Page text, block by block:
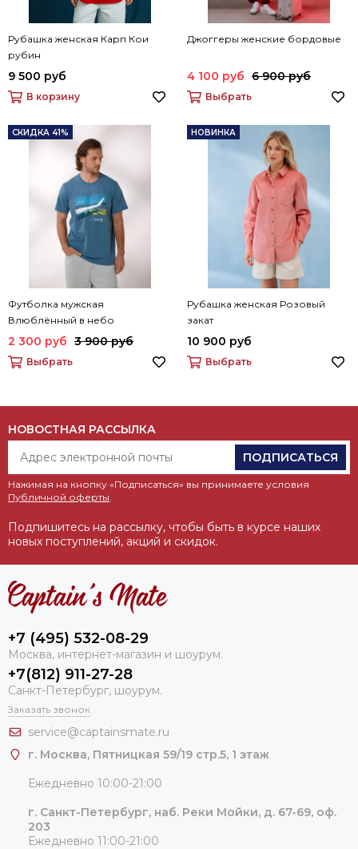
Рубашка женская Карп Кои
рубин
9 500 руб
В корзину
Джоггеры женские бордовые
4 100 руб 6 900 руб
Выбрать
СКИДКА 41%
Футболка мужская
Влюблённый в небо
2 300 руб 3 900 руб
Выбрать
НОВИНКА
Рубашка женская Розовый
закат
10 900 руб
Выбрать
НОВОСТНАЯ РАССЫЛКА
ПОДПИСАТЬСЯ
Нажимая на кнопку «Подписаться» вы принимаете условия
Публичной оферты.
Подпишитесь на рассылку, чтобы быть в курсе наших
новых поступлений, акций и скидок.
+7 (495) 532-08-29
Москва, интернет-магазин и шоурум.
+7(812) 911-27-28
Санкт-Петербург, шоурум.
Заказать звонок
service@captainsmate.ru
г. Москва, Пятницкая 59/19 стр.5, 1 этаж
Ежедневно 10:00-21:00
г. Санкт-Петербург, наб. Реки Мойки, д. 67-69, оф.
203
Ежедневно 11:00-21:00